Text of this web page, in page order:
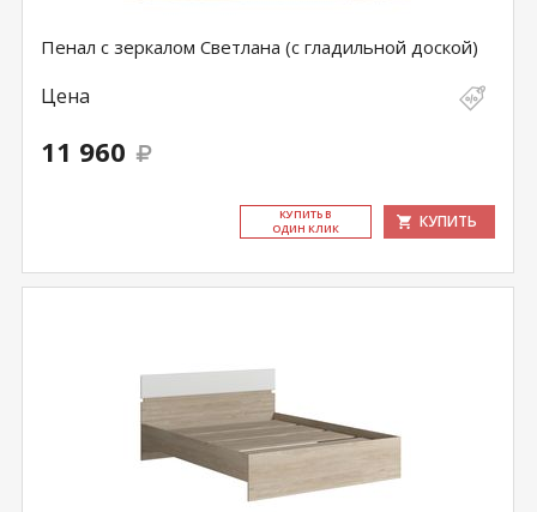
Пенал с зеркалом Светлана (с гладильной доской)
Цена
11 960
КУ­ПИТЬ В
ОДИН КЛИК
КУПИТЬ